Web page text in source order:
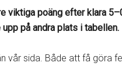
viktiga poäng efter klara
på andra plats i tabellen.
vår sida. Både att få göra